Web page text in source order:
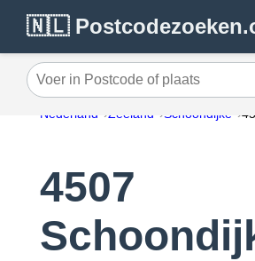
🇳🇱
Voer in Postcode of plaats
Nederland Zeeland Schoondijke
4507